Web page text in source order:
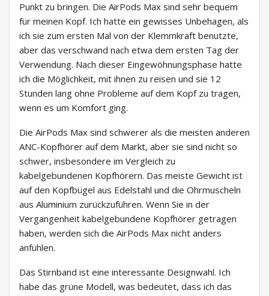
Punkt zu bringen. Die AirPods Max sind sehr bequem
für meinen Kopf. Ich hatte ein gewisses Unbehagen, als
ich sie zum ersten Mal von der Klemmkraft benutzte,
aber das verschwand nach etwa dem ersten Tag der
Verwendung. Nach dieser Eingewöhnungsphase hatte
ich die Möglichkeit, mit ihnen zu reisen und sie 12
Stunden lang ohne Probleme auf dem Kopf zu tragen,
wenn es um Komfort ging.
Die AirPods Max sind schwerer als die meisten anderen
ANC-Kopfhörer auf dem Markt, aber sie sind nicht so
schwer, insbesondere im Vergleich zu
kabelgebundenen Kopfhörern. Das meiste Gewicht ist
auf den Kopfbügel aus Edelstahl und die Ohrmuscheln
aus Aluminium zurückzuführen. Wenn Sie in der
Vergangenheit kabelgebundene Kopfhörer getragen
haben, werden sich die AirPods Max nicht anders
anfühlen.
Das Stirnband ist eine interessante Designwahl. Ich
habe das grüne Modell, was bedeutet, dass ich das